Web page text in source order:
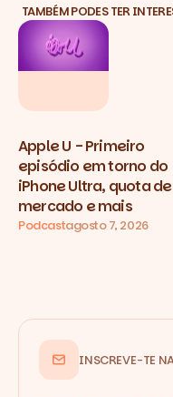
TAMBÉM PODES TER
Apple U - Primeiro
episódio em torno do
iPhone Ultra, quota de
mercado e mais
Podcastagosto 7, 2026
INSCREVE-TE